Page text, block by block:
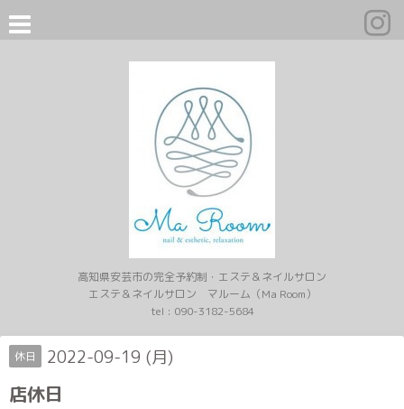
高知県安芸市の完全予約制・エステ＆ネイルサロン
エステ＆ネイルサロン マルーム（Ma Room）
tel : 090-3182-5684
休日 2022-09-19 (月)
店休日